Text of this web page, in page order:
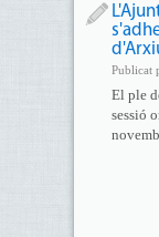
Publicat
El ple
sessió